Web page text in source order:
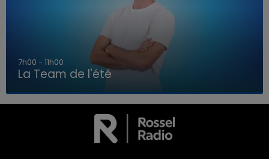
LA TEAM DE L'ÉTÉ
7h00 - 11h00
La Team de l'été